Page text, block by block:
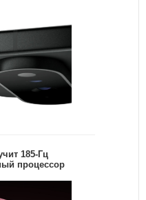
185-Гц
процессор